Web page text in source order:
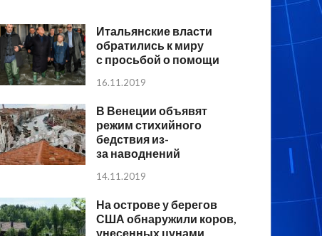
Итальянские власти
обратились к миру
с просьбой о помощи
16.11.2019
В Венеции объявят
режим стихийного
бедствия из-
за наводнений
14.11.2019
На острове у берегов
США обнаружили коров,
унесенных цунами